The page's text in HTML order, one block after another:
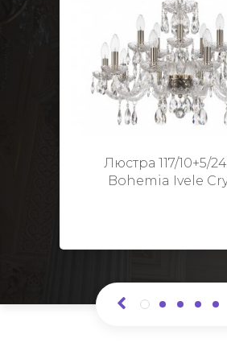
Люстра 117/10+5/
Bohemia Ivele
Тип: Стеклянный
Цвет арматуры:
Кол-во
Диаметр: